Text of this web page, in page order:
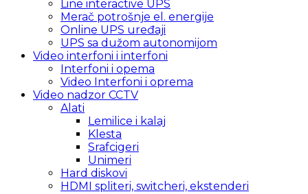
Line interactive UPS
Merač potrošnje el. energije
Online UPS uređaji
UPS sa dužom autonomijom
Video interfoni i interfoni
Interfoni i opema
Video Interfoni i oprema
Video nadzor CCTV
Alati
Lemilice i kalaj
Klesta
Srafcigeri
Unimeri
Hard diskovi
HDMI spliteri, switcheri, ekstenderi